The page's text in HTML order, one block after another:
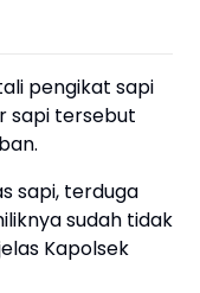
pengikat sapi
sapi tersebut
sapi, terduga
sudah tidak
Kapolsek